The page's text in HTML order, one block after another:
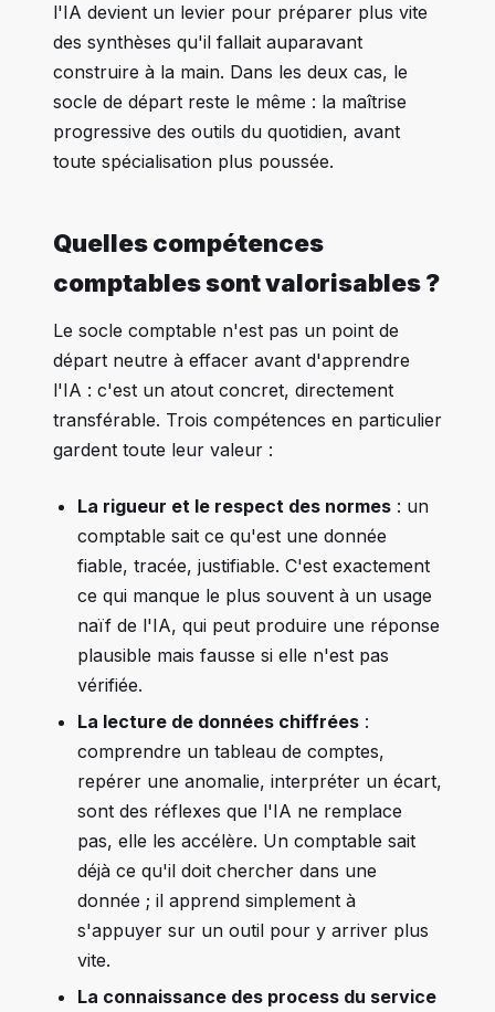
l'IA devient un levier pour préparer plus vite
des synthèses qu'il fallait auparavant
construire à la main. Dans les deux cas, le
socle de départ reste le même : la maîtrise
progressive des outils du quotidien, avant
toute spécialisation plus poussée.
Quelles compétences
comptables sont valorisables ?
Le socle comptable n'est pas un point de
départ neutre à effacer avant d'apprendre
l'IA : c'est un atout concret, directement
transférable. Trois compétences en particulier
gardent toute leur valeur :
La rigueur et le respect des normes : un
comptable sait ce qu'est une donnée
fiable, tracée, justifiable. C'est exactement
ce qui manque le plus souvent à un usage
naïf de l'IA, qui peut produire une réponse
plausible mais fausse si elle n'est pas
vérifiée.
La lecture de données chiffrées :
comprendre un tableau de comptes,
repérer une anomalie, interpréter un écart,
sont des réflexes que l'IA ne remplace
pas, elle les accélère. Un comptable sait
déjà ce qu'il doit chercher dans une
donnée ; il apprend simplement à
s'appuyer sur un outil pour y arriver plus
vite.
La connaissance des process du service